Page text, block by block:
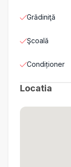
Grădiniţă
Şcoală
Condiționer
Locatia